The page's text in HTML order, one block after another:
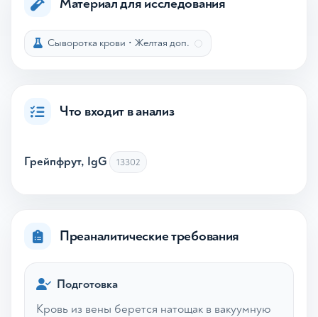
Сыворотка крови • Желтая доп.
Что входит в анализ
Грейпфрут, IgG 13302
Преаналитические требования
Подготовка
Кровь из вены берется натощак в вакуумную